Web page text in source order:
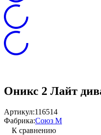
Оникс 2 Лайт
Артикул:116514
Фабрика:Союз М
К сравнению